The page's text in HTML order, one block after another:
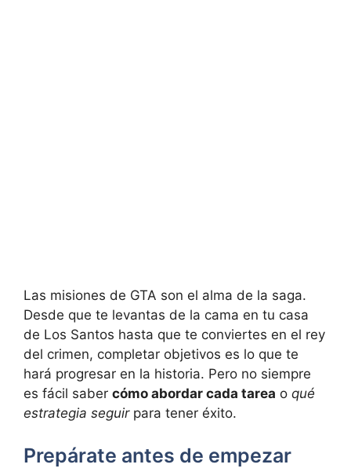
Las misiones de GTA son el alma de la saga.
Desde que te levantas de la cama en tu casa
de Los Santos hasta que te conviertes en el rey
del crimen, completar objetivos es lo que te
hará progresar en la historia. Pero no siempre
es fácil saber cómo abordar cada tarea o qué
estrategia seguirpara tener éxito.
Prepárate antes de empezar